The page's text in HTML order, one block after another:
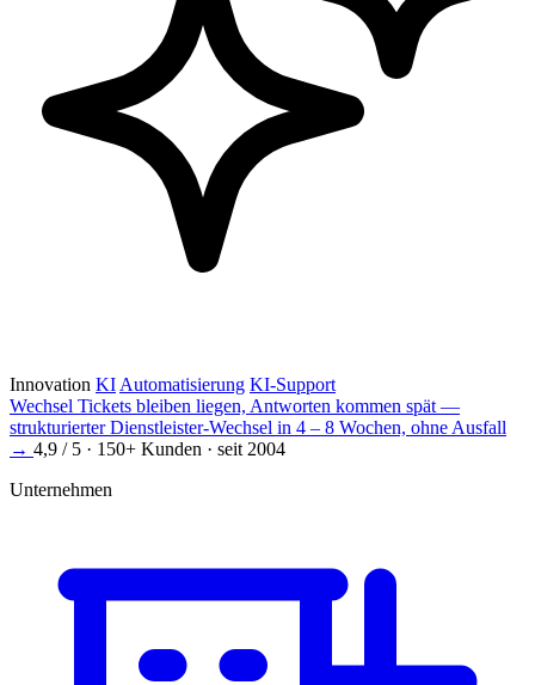
Innovation KI Automatisierung KI-Support
Wechsel Tickets bleiben liegen, Antworten kommen spät —
strukturierter Dienstleister-Wechsel in 4 – 8 Wochen, ohne Ausfall
→ 4,9 / 5 · 150+ Kunden · seit 2004
Unternehmen